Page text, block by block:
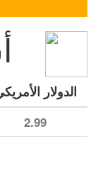
الدولار
2.99